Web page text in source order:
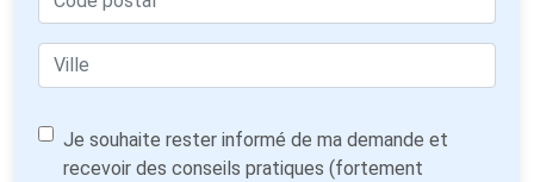
Je souhaite rester informé de ma demande et
recevoir des conseils pratiques (fortement